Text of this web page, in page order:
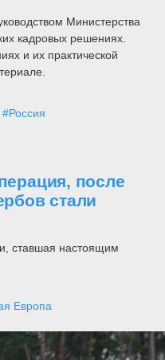
Министерства
кадровых решениях.
и их практической
#Россия
после
стали
ставшая настоящим
Европа